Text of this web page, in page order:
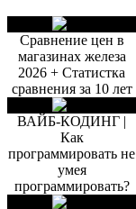
Сравнение цен в
магазинах железа
2026 + Статистка
сравнения за 10 лет
ВАЙБ-КОДИНГ |
Как
программировать не
умея
программировать?